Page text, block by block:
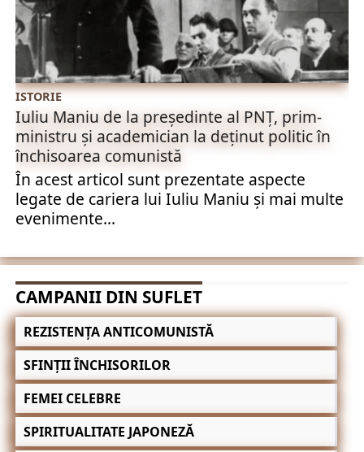
ISTORIE
Iuliu Maniu de la președinte al PNȚ, prim-
ministru și academician la deținut politic în
închisoarea comunistă
În acest articol sunt prezentate aspecte
legate de cariera lui Iuliu Maniu și mai multe
evenimente...
CAMPANII DIN SUFLET
REZISTENȚA ANTICOMUNISTĂ
SFINȚII ÎNCHISORILOR
FEMEI CELEBRE
SPIRITUALITATE JAPONEZĂ